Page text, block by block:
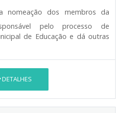
nomeação dos membros da
pelo processo de
de Educação e dá outras
DETALHES